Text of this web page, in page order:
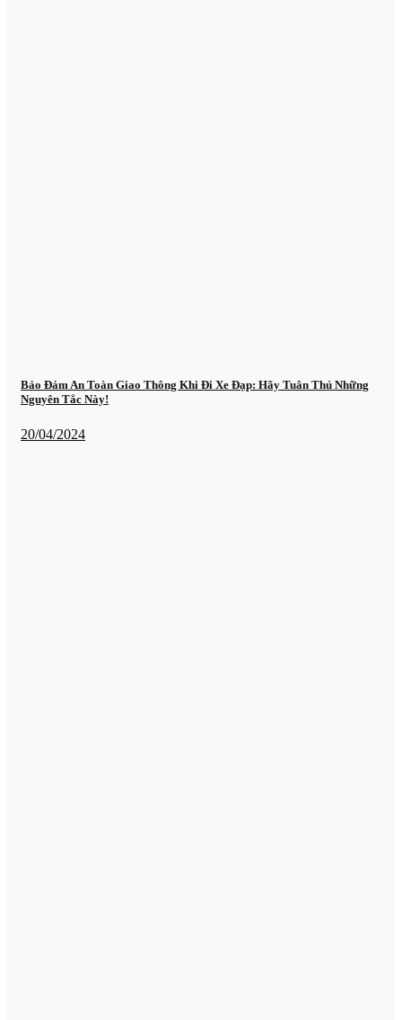
Bảo Đảm An Toàn Giao Thông Khi Đi Xe Đạp: Hãy Tuân Thủ Những
Nguyên Tắc Này!
20/04/2024